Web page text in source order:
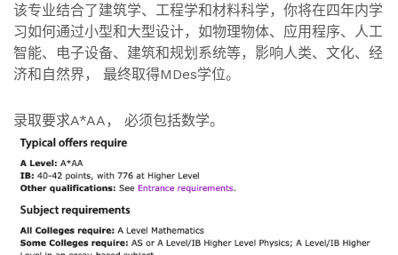
该专业结合了建筑学、工程学和材料科学，你将在四年内学
习如何通过小型和大型设计，如物理物体、应用程序、人工
智能、电子设备、建筑和规划系统等，影响人类、文化、经
济和自然界， 最终取得MDes学位。
录取要求A*AA， 必须包括数学。